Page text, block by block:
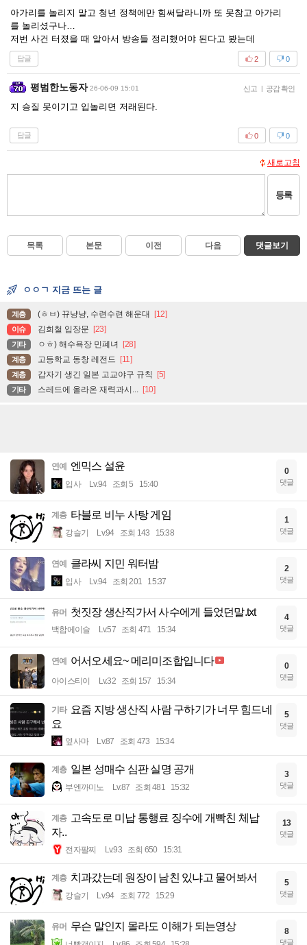
아가리를 놀리지 말고 청년 정책에만 힘써달라니까 또 못참고 아가리
를 놀리셨구나…
저번 사건 터졌을 때 알아서 방송들 정리했어야 된다고 봤는데
답글 0
2
평범한노동자 26-06-09 15:01 신고 | 공감 확인
지 승질 못이기고 입놀리면 저래된다.
답글 0
0
새로고침
등록
목록 본문 이전 다음 댓글보기
ㅇㅇㄱ 지금 뜨는 글
계층 (ㅎㅂ) 뀨냥냥, 수련수련 해운대 [12]
이슈 김희철 입장문 [23]
기타 ㅇㅎ) 해수욕장 민폐녀 [28]
계층 고등학교 동창 레전드 [11]
계층 갑자기 생긴 일본 고교야구 규칙 [5]
기타 스레드에 올라온 재력과시... [10]
연예 엔믹스 설윤
입사 Lv.94 조회 5 15:40
0
댓글
계층 타블로 비누 사탕 게임
강슬기 Lv.94 조회 143 15:38
1
댓글
연예 클라씨 지민 워터밤
입사 Lv.94 조회 201 15:37
2
댓글
유머 첫짓장 생산직가서 사수에게 들었던말.txt
백합에이슬 Lv.57 조회 471 15:34
4
댓글
연예 어서오세요~ 메리미조합입니다
아이스티이 Lv.32 조회 157 15:34
0
댓글
기타 요즘 지방 생산직 사람 구하기가 너무 힘드네
요
옆사마 Lv.87 조회 473 15:34
5
댓글
계층 일본 성매수 심판 실명 공개
부엔까미노 Lv.87 조회 481 15:32
3
댓글
계층 고속도로 미납 통행료 징수에 개빡친 체납
자..
전자팔찌 Lv.93 조회 650 15:31
13
댓글
계층 치과갔는데 원장이 남친 있냐고 물어봐서
강슬기 Lv.94 조회 772 15:29
5
댓글
유머 무슨 말인지 몰라도 이해가 되는영상 8
댓글